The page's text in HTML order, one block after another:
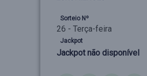
Sorteio Nº
26 - Terça-feira
Jackpot
Jackpot não disponível